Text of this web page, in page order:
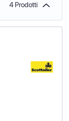
4 Prodotti